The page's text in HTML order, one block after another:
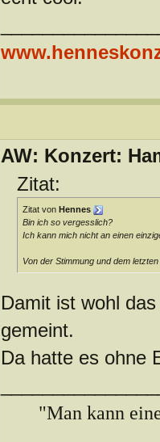
AW: Konzert:
Zitat:
Zitat von Hennes
Bin ich so vergesslich?
Ich kann mich nicht an einen
Von der Stimmung und dem
Damit ist wohl
gemeint.
Da hatte es ohne
"Man kann